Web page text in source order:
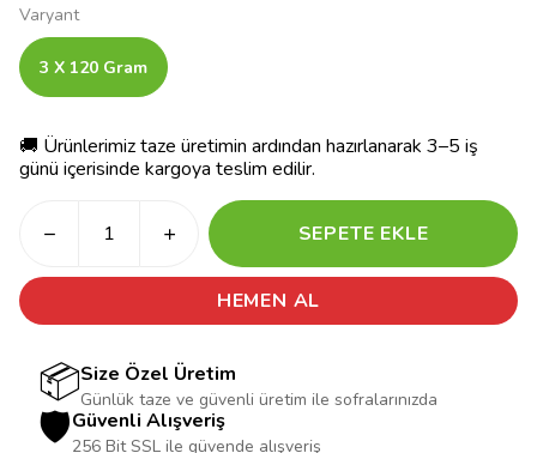
Varyant
3 X 120 Gram
🚚 Ürünlerimiz taze üretimin ardından hazırlanarak 3–5 iş
günü içerisinde kargoya teslim edilir.
SEPETE EKLE
HEMEN AL
📦Size Özel Üretim
Günlük taze ve güvenli üretim ile sofralarınızda
🛡️Güvenli Alışveriş
256 Bit SSL ile güvende alışveriş